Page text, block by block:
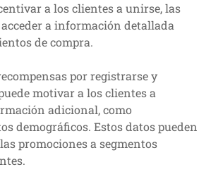
a los clientes a unirse, las
a información detallada
de compra.
por registrarse y
motivar a los clientes a
adicional, como
demográficos. Estos datos pueden
promociones a segmentos